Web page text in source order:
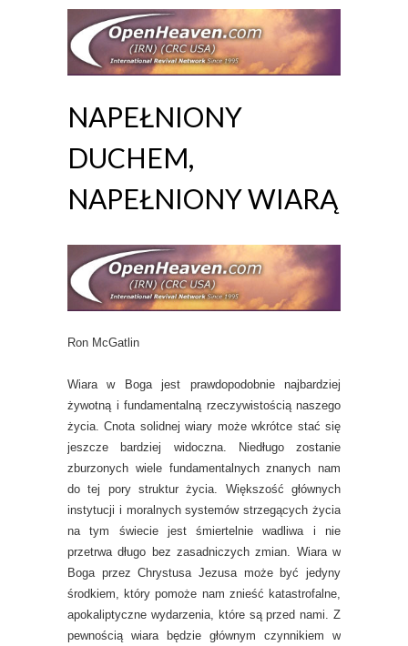
NAPEŁNIONY
DUCHEM,
NAPEŁNIONY WIARĄ
Ron McGatlin
Wiara w Boga jest prawdopodobnie najbardziej
żywotną i fundamentalną rzeczywistością naszego
życia. Cnota solidnej wiary może wkrótce stać się
jeszcze bardziej widoczna. Niedługo zostanie
zburzonych wiele fundamentalnych znanych nam
do tej pory struktur życia. Większość głównych
instytucji i moralnych systemów strzegących życia
na tym świecie jest śmiertelnie wadliwa i nie
przetrwa długo bez zasadniczych zmian. Wiara w
Boga przez Chrystusa Jezusa może być jedyny
środkiem, który pomoże nam znieść katastrofalne,
apokaliptyczne wydarzenia, które są przed nami. Z
pewnością wiara będzie głównym czynnikiem w